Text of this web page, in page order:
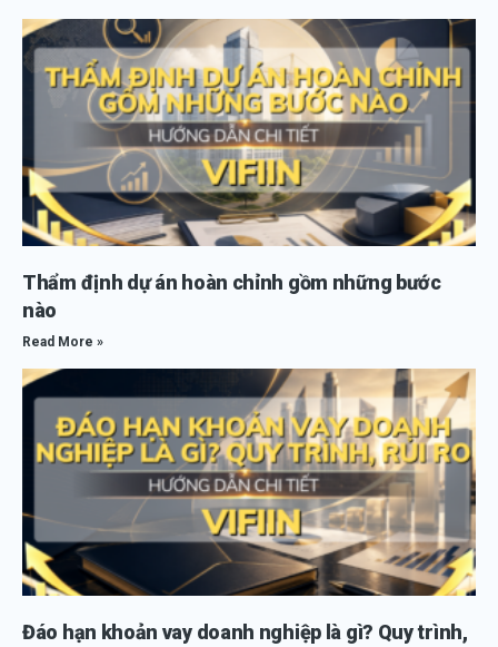
Thẩm định dự án hoàn chỉnh gồm những bước
nào
Read More »
Đáo hạn khoản vay doanh nghiệp là gì? Quy trình,